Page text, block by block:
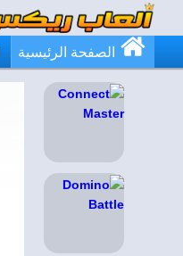
الصفحة الرئيسية